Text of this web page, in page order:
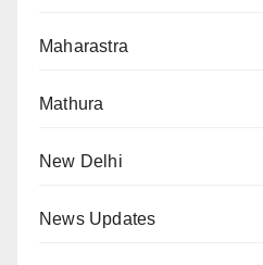
Maharastra
Mathura
New Delhi
News Updates